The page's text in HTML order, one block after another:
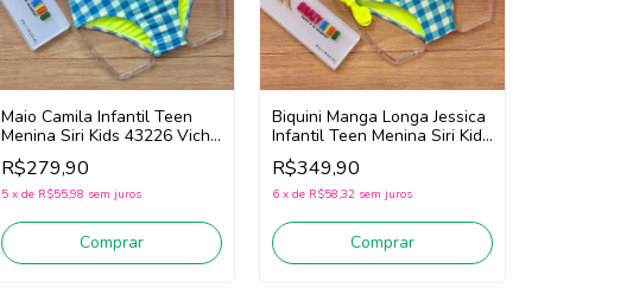
Maio Camila Infantil Teen
Menina Siri Kids 43226 Vichy
Limão (Azul/Amarelo)
R$279,90
5 x de R$55,98 sem juros
Comprar
Biquini Manga Longa Jessica
Infantil Teen Menina Siri Kids
Vichy Limão 43246
(Azul/Amarelo)
R$349,90
6 x de R$58,32 sem juros
Comprar